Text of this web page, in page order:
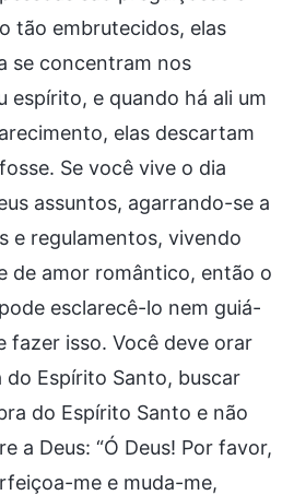
tão embrutecidos, elas
se concentram nos
espírito, e quando há ali um
elas descartam
Se você vive o dia
assuntos, agarrando-se a
e regulamentos, vivendo
de amor romântico, então o
esclarecê-lo nem guiá-
fazer isso. Você deve orar
do Espírito Santo, buscar
do Espírito Santo e não
a Deus: “Ó Deus! Por favor,
me e muda-me,